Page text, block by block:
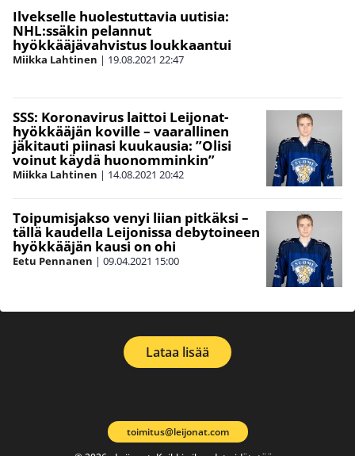
Ilvekselle huolestuttavia uutisia:
NHL:ssäkin pelannut
hyökkääjävahvistus loukkaantui
Miikka Lahtinen | 19.08.2021 22:47
SSS: Koronavirus laittoi Leijonat-
hyökkääjän koville – vaarallinen
jäkitauti piinasi kuukausia: ”Olisi
voinut käydä huonomminkin”
Miikka Lahtinen | 14.08.2021 20:42
Toipumisjakso venyi liian pitkäksi –
tällä kaudella Leijonissa debytoineen
hyökkääjän kausi on ohi
Eetu Pennanen | 09.04.2021 15:00
Lataa lisää
toimitus@leijonat.com